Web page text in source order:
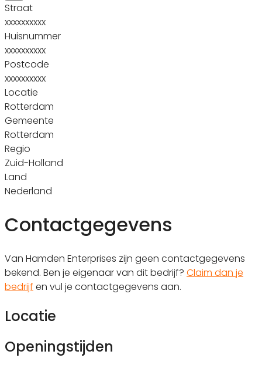
Straat
xxxxxxxxxx
Huisnummer
xxxxxxxxxx
Postcode
xxxxxxxxxx
Locatie
Rotterdam
Gemeente
Rotterdam
Regio
Zuid-Holland
Land
Nederland
Contactgegevens
Van Hamden Enterprises zijn geen contactgegevens
bekend. Ben je eigenaar van dit bedrijf? Claim dan je
bedrijf en vul je contactgegevens aan.
Locatie
Openingstijden